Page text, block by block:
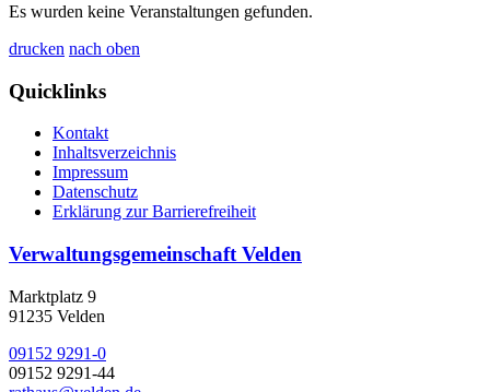
Es wurden keine Veranstaltungen gefunden.
drucken nach oben
Quicklinks
Kontakt
Inhaltsverzeichnis
Impressum
Datenschutz
Erklärung zur Barrierefreiheit
Verwaltungsgemeinschaft Velden
Marktplatz 9
91235 Velden
09152 9291-0
09152 9291-44